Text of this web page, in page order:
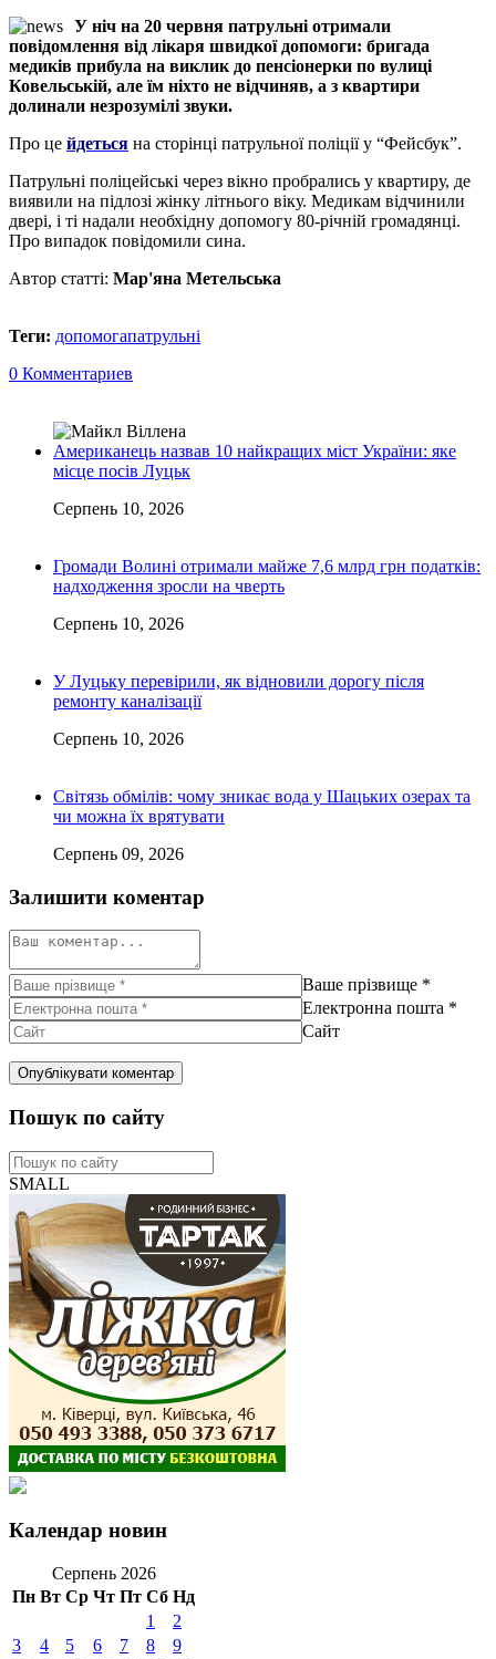
У ніч на 20 червня патрульні отримали
повідомлення від лікаря швидкої допомоги: бригада
медиків прибула на виклик до пенсіонерки по вулиці
Ковельській, але їм ніхто не відчиняв, а з квартири
долинали незрозумілі звуки.
Про це йдеться на сторінці патрульної поліції у “Фейсбук”.
Патрульні поліцейські через вікно пробрались у квартиру, де
виявили на підлозі жінку літнього віку. Медикам відчинили
двері, і ті надали необхідну допомогу 80-річній громадянці.
Про випадок повідомили сина.
Автор статті: Мар'яна Метельська
Теги: допомогапатрульні
0 Комментариев
Американець назвав 10 найкращих міст України: яке
місце посів Луцьк
Серпень 10, 2026
Громади Волині отримали майже 7,6 млрд грн податків:
надходження зросли на чверть
Серпень 10, 2026
У Луцьку перевірили, як відновили дорогу після
ремонту каналізації
Серпень 10, 2026
Світязь обмілів: чому зникає вода у Шацьких озерах та
чи можна їх врятувати
Серпень 09, 2026
Залишити коментар
Ваше прізвище *
Електронна пошта *
Сайт
Пошук по сайту
SMALL
Календар новин
Серпень 2026
Пн Вт Ср Чт Пт Сб Нд
1
2
3
4 5 6 7 8
9